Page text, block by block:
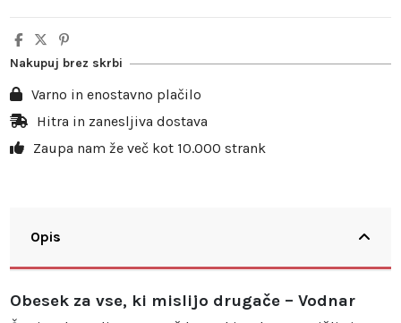
Količina Popust na enoto
Prihranek
10%
10
20%
20
25%
30
30%
Nakupuj brez skrbi
Varno in enostavno plačilo
Hitra in zanesljiva dostava
Zaupa nam že več kot 10.000 strank
Opis
Obesek za vse, ki mislijo drugače – Vodnar